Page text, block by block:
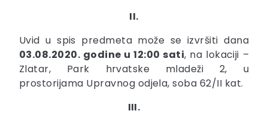
II.
Uvid u spis predmeta može se izvršiti dana
03.08.2020. godine u 12:00 sati, na lokaciji –
Zlatar, Park hrvatske mladeži 2, u
prostorijama Upravnog odjela, soba 62/II kat.
III.